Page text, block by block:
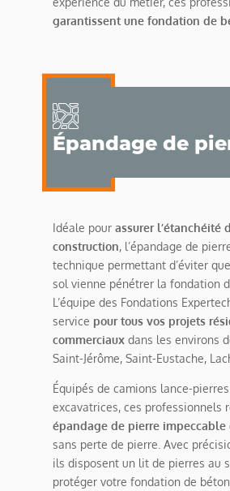
garantissent une fondation de
Épandage de
Idéale pour assurer l’étanchéité
construction, l’épandage de
technique permettant d’éviter
sol vienne pénétrer la fondation
L’équipe des Fondations
service pour tous vos projets
commerciauxdans les environs
Saint-Jérôme, Saint-Eustache,
Équipés de camions lance-
excavatrices, ces professionnels
épandage de pierre impeccable
sans perte de pierre. Avec
ils disposent un lit de pierres au
protéger votre fondation de